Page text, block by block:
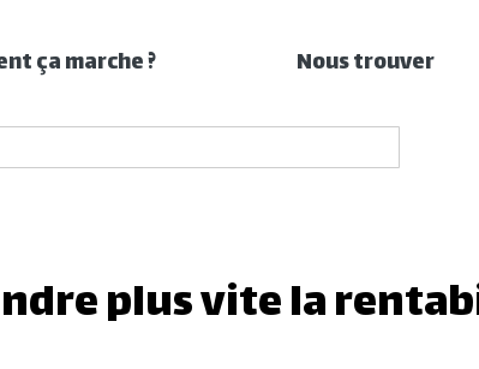
ça marche ? Nous trouver
plus vite la